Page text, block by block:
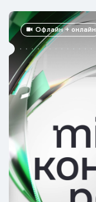
Офлайн + онлайн